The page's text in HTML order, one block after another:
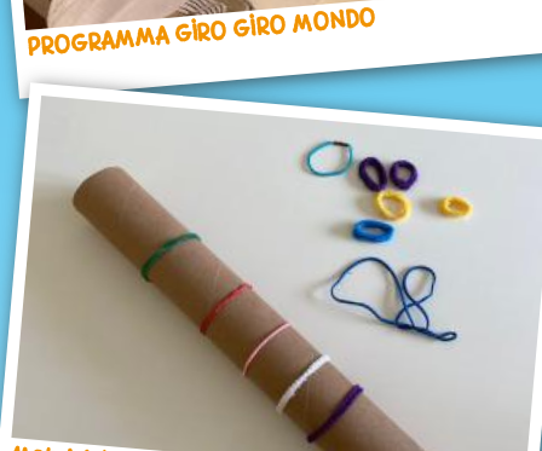
PROGRAMMA GIRO GIRO MONDO